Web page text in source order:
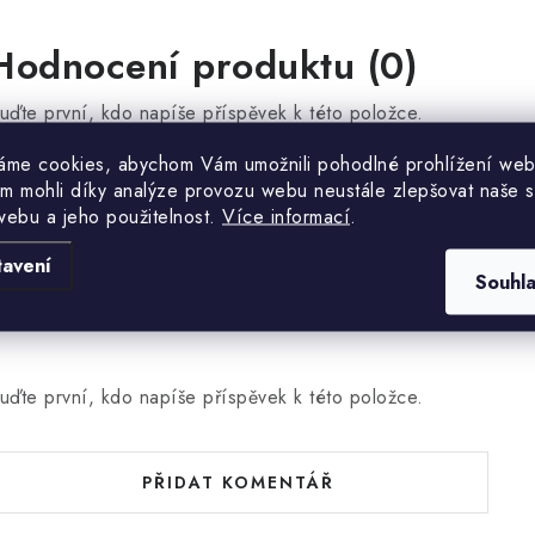
cookies, abychom Vám umožnili pohodlné prohlížení
mohli díky analýze provozu webu neustále zlepšovat naše
a jeho použitelnost. Více informací.
produktu (0)
první, kdo napíše příspěvek k této položce.
PŘIDAT HODNOCENÍ
první, kdo napíše příspěvek k této položce.
PŘIDAT KOMENTÁŘ